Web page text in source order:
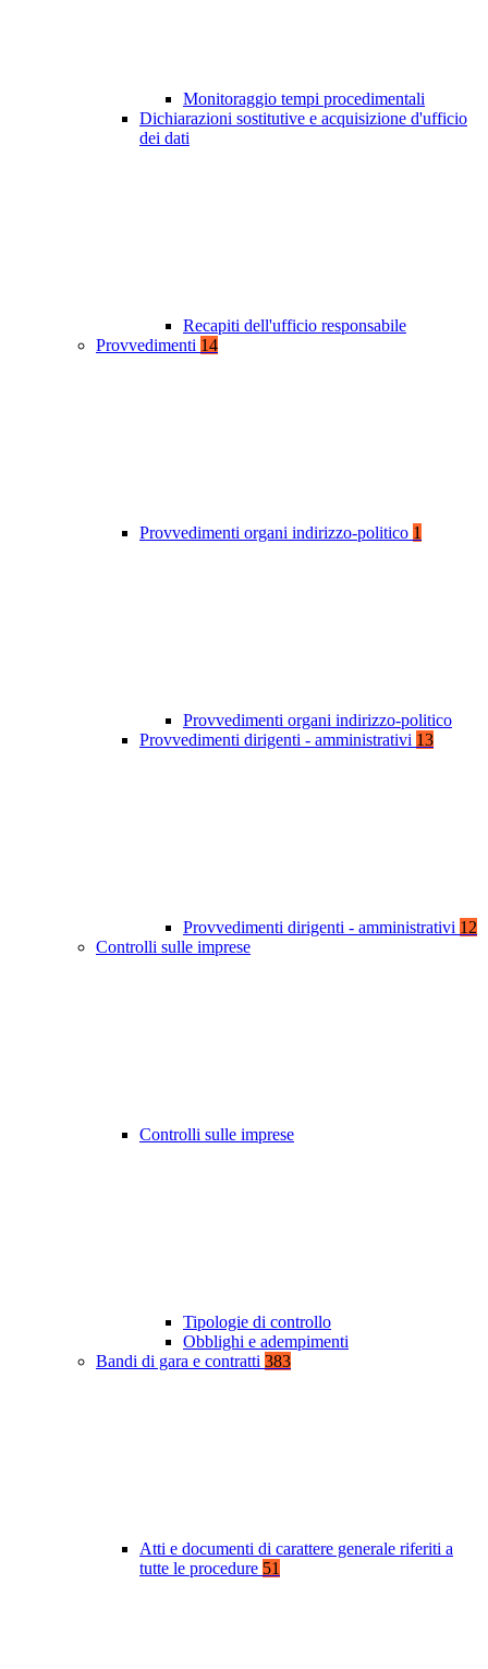
Monitoraggio tempi procedimentali
Dichiarazioni sostitutive e acquisizione d'ufficio
dei dati
Recapiti dell'ufficio responsabile
Provvedimenti 14
Provvedimenti organi indirizzo-politico 1
Provvedimenti organi indirizzo-politico
Provvedimenti dirigenti - amministrativi 13
Provvedimenti dirigenti - amministrativi 12
Controlli sulle imprese
Controlli sulle imprese
Tipologie di controllo
Obblighi e adempimenti
Bandi di gara e contratti 383
Atti e documenti di carattere generale riferiti a
tutte le procedure 51